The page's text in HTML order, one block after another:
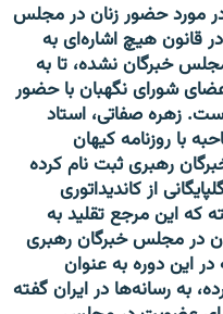
مورد حضور زنان در مجلس
قانون هیچ اشاره‌ای به
خبرگان نشده،‌ تا به
شورای نگهبان با حضور
زهره صفاتی، استاد
با روزنامه کیهان
رهبری ثبت نام کرده
از کاندیداتوری
که این مرجع تقلید به
در مجلس خبرگان رهبری
این دوره به عنوان
به رسانه‌ها در ایران گفته‌